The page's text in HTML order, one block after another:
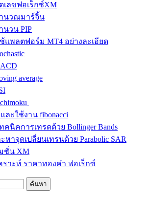
เลขฟอเร็กซ์XM
นวณมาร์จิ้น
นวน PIP
แพลตฟอร์ม MT4 อย่างละเอียด
average
ละใช้งาน fibonacci
คนิคการเทรดด้วย Bollinger Bands
หาจุดเปลี่ยนเทรนด้วย Parabolic SAR
ชั่น XM
าะห์ ราคาทองคำ ฟอเร็กซ์